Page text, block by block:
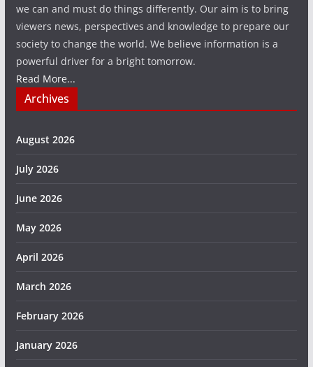
we can and must do things differently. Our aim is to bring
viewers news, perspectives and knowledge to prepare our
society to change the world. We believe information is a
powerful driver for a bright tomorrow.
Read More...
Archives
August 2026
July 2026
June 2026
May 2026
April 2026
March 2026
February 2026
January 2026